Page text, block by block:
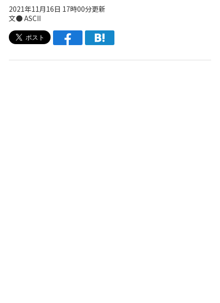
2021年11月16日 17時00分更新
文● ASCII